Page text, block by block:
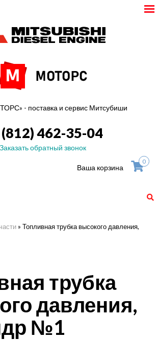
- поставка и сервис Митсубиши
462-35-04
Заказать обратный звонок
Ваша корзина
0
» Топливная трубка высокого давления,
трубка
давления,
№1